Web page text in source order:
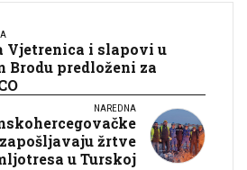
Vjetrenica i slapovi u
Brodu predloženi za
NAREDNA
žrtve
u Turskoj